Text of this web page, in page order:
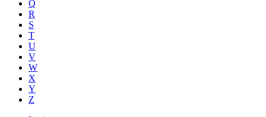
Q
R
S
T
U
V
W
X
Y
Z